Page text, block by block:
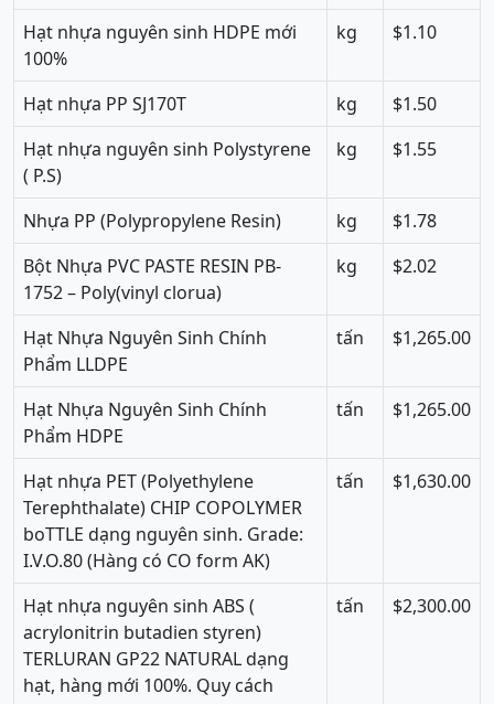
Hạt nhựa nguyên sinh HDPE mới
100%
kg $1.10
Hạt nhựa PP SJ170T kg
$1.50
Hạt nhựa nguyên sinh Polystyrene
( P.S)
kg $1.55
Nhựa PP (Polypropylene Resin) kg
$1.78
Bột Nhựa PVC PASTE RESIN PB-
1752 – Poly(vinyl clorua)
kg $2.02
Hạt Nhựa Nguyên Sinh Chính
Phẩm LLDPE
tấn $1,265.00
Hạt Nhựa Nguyên Sinh Chính
Phẩm HDPE
tấn $1,265.00
Hạt nhựa PET (Polyethylene
Terephthalate) CHIP COPOLYMER
boTTLE dạng nguyên sinh. Grade:
I.V.O.80 (Hàng có CO form AK)
tấn $1,630.00
Hạt nhựa nguyên sinh ABS (
acrylonitrin butadien styren)
TERLURAN GP22 NATURAL dạng
hạt, hàng mới 100%. Quy cách
tấn $2,300.00